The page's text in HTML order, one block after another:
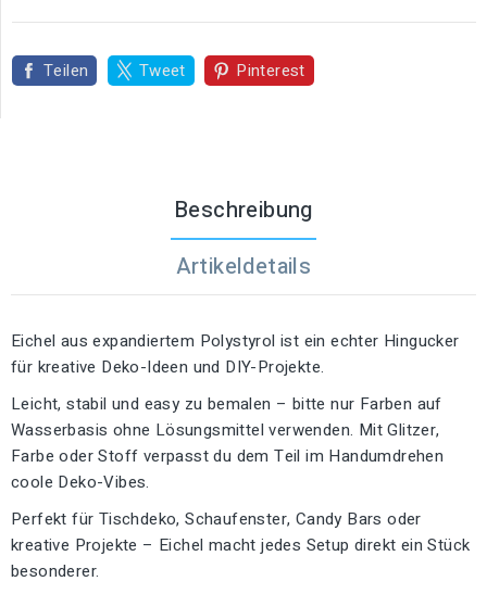
Teilen Tweet Pinterest
Beschreibung
Artikeldetails
Eichel aus expandiertem Polystyrol ist ein echter Hingucker
für kreative Deko-Ideen und DIY-Projekte.
Leicht, stabil und easy zu bemalen – bitte nur Farben auf
Wasserbasis ohne Lösungsmittel verwenden. Mit Glitzer,
Farbe oder Stoff verpasst du dem Teil im Handumdrehen
coole Deko-Vibes.
Perfekt für Tischdeko, Schaufenster, Candy Bars oder
kreative Projekte – Eichel macht jedes Setup direkt ein Stück
besonderer.